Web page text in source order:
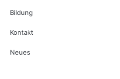
Bildung
Kontakt
Neues